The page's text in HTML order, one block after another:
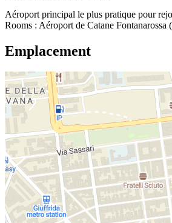
Aéroport principal le plus pratique pour
Rooms : Aéroport de Catane
Emplacement